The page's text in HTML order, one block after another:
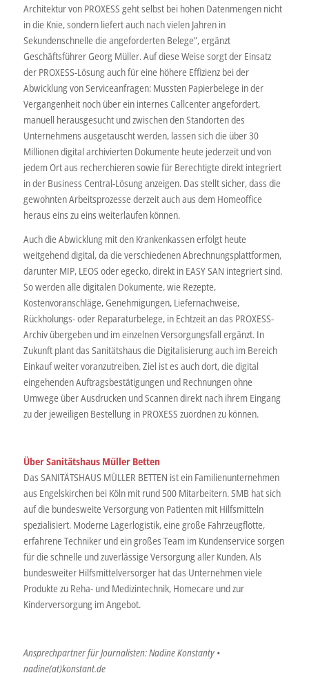
Architektur von PROXESS geht selbst bei hohen Datenmengen nicht
in die Knie, sondern liefert auch nach vielen Jahren in
Sekundenschnelle die angeforderten Belege”, ergänzt
Geschäftsführer Georg Müller. Auf diese Weise sorgt der Einsatz
der PROXESS-Lösung auch für eine höhere Effizienz bei der
Abwicklung von Serviceanfragen: Mussten Papierbelege in der
Vergangenheit noch über ein internes Callcenter angefordert,
manuell herausgesucht und zwischen den Standorten des
Unternehmens ausgetauscht werden, lassen sich die über 30
Millionen digital archivierten Dokumente heute jederzeit und von
jedem Ort aus recherchieren sowie für Berechtigte direkt integriert
in der Business Central-Lösung anzeigen. Das stellt sicher, dass die
gewohnten Arbeitsprozesse derzeit auch aus dem Homeoffice
heraus eins zu eins weiterlaufen können.
Auch die Abwicklung mit den Krankenkassen erfolgt heute
weitgehend digital, da die verschiedenen Abrechnungsplattformen,
darunter MIP, LEOS oder egecko, direkt in EASY SAN integriert sind.
So werden alle digitalen Dokumente, wie Rezepte,
Kostenvoranschläge, Genehmigungen, Liefernachweise,
Rückholungs- oder Reparaturbelege, in Echtzeit an das PROXESS-
Archiv übergeben und im einzelnen Versorgungsfall ergänzt. In
Zukunft plant das Sanitätshaus die Digitalisierung auch im Bereich
Einkauf weiter voranzutreiben. Ziel ist es auch dort, die digital
eingehenden Auftragsbestätigungen und Rechnungen ohne
Umwege über Ausdrucken und Scannen direkt nach ihrem Eingang
zu der jeweiligen Bestellung in PROXESS zuordnen zu können.
Über Sanitätshaus Müller Betten
Das SANITÄTSHAUS MÜLLER BETTEN ist ein Familienunternehmen
aus Engelskirchen bei Köln mit rund 500 Mitarbeitern. SMB hat sich
auf die bundesweite Versorgung von Patienten mit Hilfsmitteln
spezialisiert. Moderne Lagerlogistik, eine große Fahrzeugflotte,
erfahrene Techniker und ein großes Team im Kundenservice sorgen
für die schnelle und zuverlässige Versorgung aller Kunden. Als
bundesweiter Hilfsmittelversorger hat das Unternehmen viele
Produkte zu Reha- und Medizintechnik, Homecare und zur
Kinderversorgung im Angebot.
Ansprechpartner für Journalisten: Nadine Konstanty •
nadine(at)konstant.de